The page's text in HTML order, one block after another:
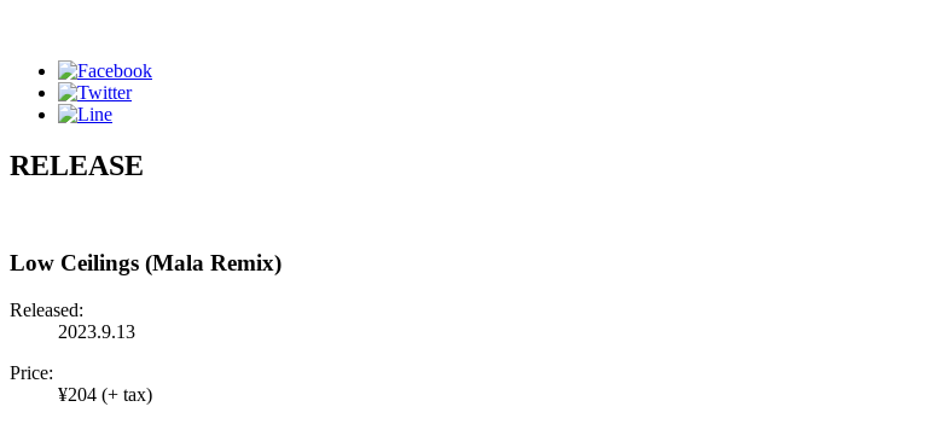
RELEASE
Low Ceilings (Mala Remix)
Released:
2023.9.13
Price:
¥204 (+ tax)